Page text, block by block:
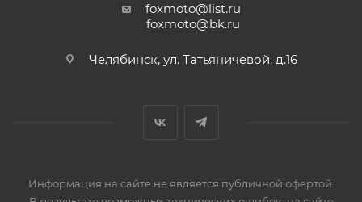
foxmoto@list.ru
foxmoto@bk.ru
Челябинск, ул. Татьяничевой, д.16
Информация на сайте не является публичной офертой.